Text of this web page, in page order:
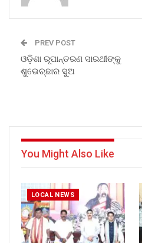
PREV POST
ଓଡ଼ିଶା ରୂପାନ୍ତରଣ ସାରଥୀଙ୍କୁ
ଶୁଭେଚ୍ଛାର ସୁଅ
You Might Also Like
LOCAL NEWS